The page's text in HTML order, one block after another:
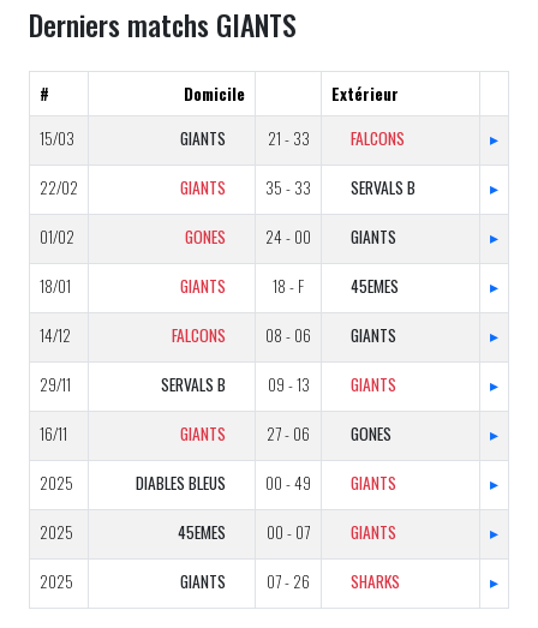
Derniers matchs GIANTS
# Domicile
Extérieur
15/03
GIANTS 21 - 33 FALCONS ▸
22/02 GIANTS 35 - 33 SERVALS B ▸
01/02 GONES 24 - 00 GIANTS ▸
18/01 GIANTS 18 - F 45EMES ▸
14/12 FALCONS 08 - 06 GIANTS ▸
29/11 SERVALS B 09 - 13 GIANTS ▸
16/11 GIANTS 27 - 06 GONES ▸
2025 DIABLES BLEUS 00 - 49 GIANTS ▸
2025 45EMES 00 - 07 GIANTS ▸
2025 GIANTS 07 - 26 SHARKS ▸